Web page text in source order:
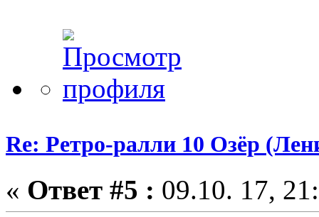
Re: Ретро-ралли 10 Озёр
« Ответ #5 : 09.10. 17,